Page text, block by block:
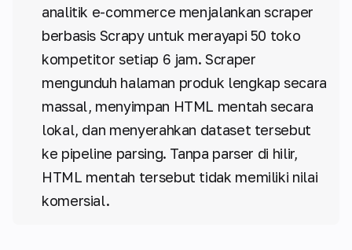
analitik e-commerce menjalankan scraper
berbasis Scrapy untuk merayapi 50 toko
kompetitor setiap 6 jam. Scraper
mengunduh halaman produk lengkap secara
massal, menyimpan HTML mentah secara
lokal, dan menyerahkan dataset tersebut
ke pipeline parsing. Tanpa parser di hilir,
HTML mentah tersebut tidak memiliki nilai
komersial.